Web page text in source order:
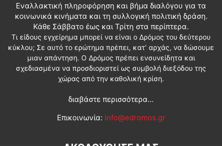
Εναλλακτική πληροφόρηση και βήμα διαλόγου για τα
κοινωνικά κινήματα και τη συλλογική πολιτική δράση.
Κάθε Σάββατο έως και Τρίτη στα περίπτερα.
Τι είδους εγχείρημα μπορεί να είναι ο Δρόμος του δεύτερου
κύκλου; Σε αυτό το ερώτημα πρέπει, κατ’ αρχάς, να δώσουμε
μιαν απάντηση. Ο Δρόμος πρέπει ενσυνείδητα και
σχεδιασμένα να προσδιοριστεί ως συμβολή διεξόδου της
χώρας από την καθολική κρίση.
διαβάστε περισσότερα...
Επικοινωνία: info@edromos.gr